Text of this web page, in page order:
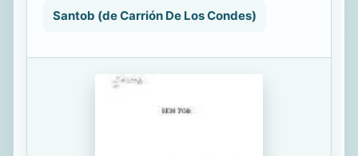
Santob (de Carrión De Los Condes)